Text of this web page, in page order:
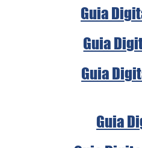
Guia
Guia
Guia
Guia